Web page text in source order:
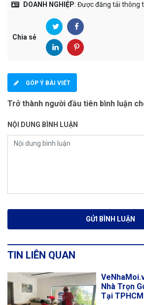
DOANH NGHIỆP: Được đăng tải thông
Chia sẻ
GÓP Ý BÀI VIẾT
Trở thành người đầu tiên bình luận
NỘI DUNG BÌNH LUẬN
TIN LIÊN QUAN
Nhà Trọn
Tại TPHCM